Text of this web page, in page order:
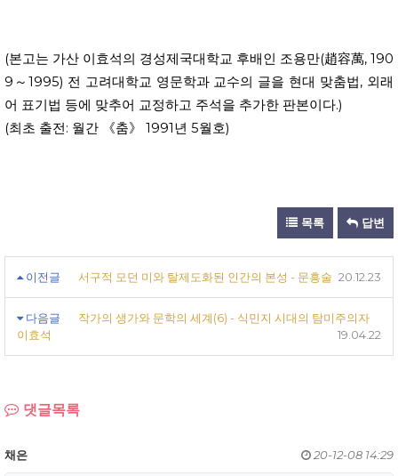
(본고는 가산 이효석의 경성제국대학교 후배인 조용만(趙容萬, 190
9～1995) 전 고려대학교 영문학과 교수의 글을 현대 맞춤법, 외래
어 표기법 등에 맞추어 교정하고 주석을 추가한 판본이다.)
(최초 출전: 월간 《춤》 1991년 5월호)
목록 답변
이전글 서구적 모던 미와 탈제도화된 인간의 본성 - 문흥술 20.12.23
다음글
작가의 생가와 문학의 세계(6) - 식민지 시대의 탐미주의자
이효석
19.04.22
댓글목록
채은 20-12-08 14:29